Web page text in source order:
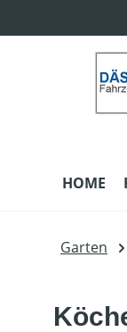
HOME
Garten